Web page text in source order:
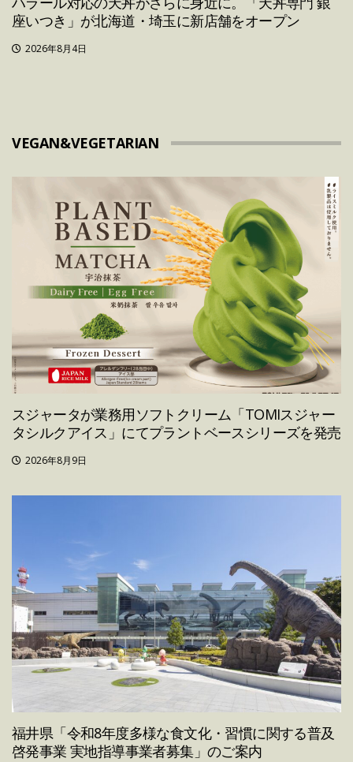
座いつき」が北海道・埼玉に新店舗をオープン
2026年8月4日
VEGAN&VEGETARIAN
スジャータが業務用ソフトクリーム「TOMIスジャー
タシルクアイス」にてプラントベースシリーズを発売
2026年8月9日
福井県「令和8年度多様な食文化・習慣に関する普及
啓発事業 実地指導事業者募集」のご案内